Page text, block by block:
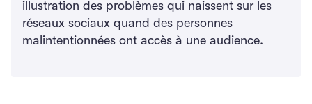
illustration des problèmes qui naissent sur les
réseaux sociaux quand des personnes
malintentionnées ont accès à une audience.